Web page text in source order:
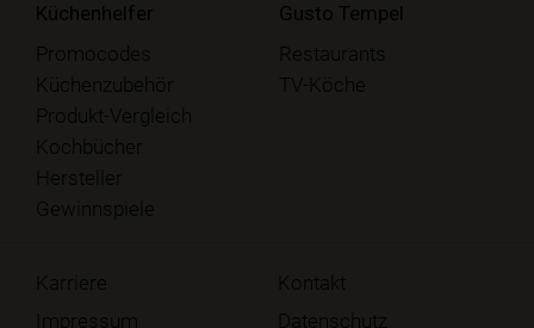
Küchenhelfer
Promocodes
Küchenzubehör
Produkt-Vergleich
Kochbücher
Hersteller
Gewinnspiele
Gusto Tempel
Restaurants
TV-Köche
Karriere
Kontakt
Impressum
Datenschutz